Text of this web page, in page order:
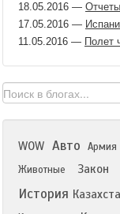
18.05.2016 —
17.05.2016 —
11.05.2016 — Полет
WOW Авто Армия
Животные
Закон
История